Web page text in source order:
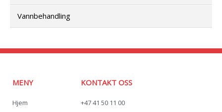
Vannbehandling
MENY
Hjem
KONTAKT OSS
+47 41 50 11 00